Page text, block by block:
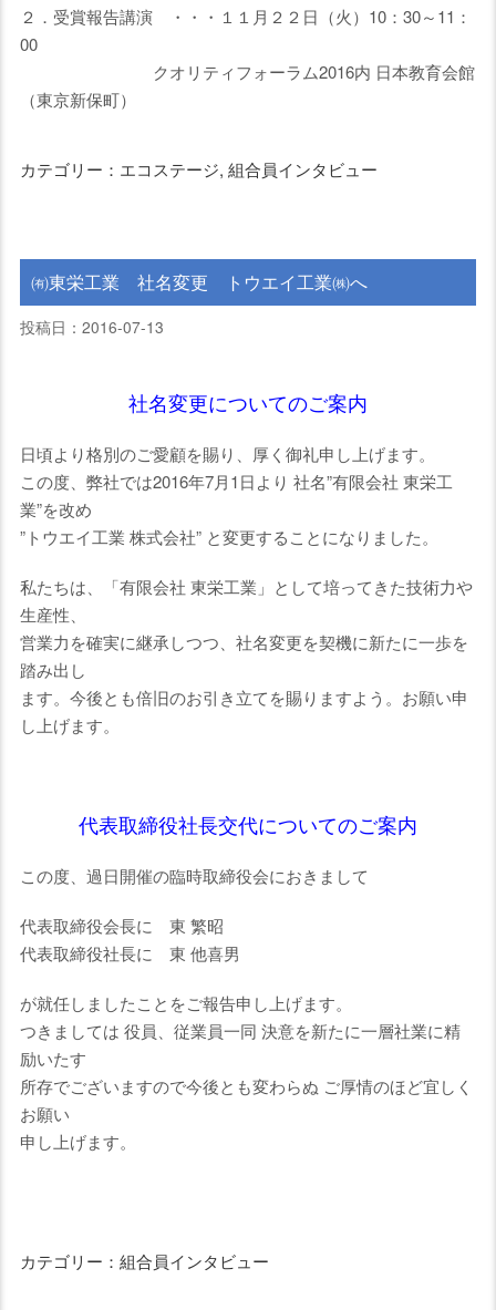
２．受賞報告講演 ・・・１１月２２日（火）10：30～11：
00
クオリティフォーラム2016内 日本教育会館
（東京新保町）
カテゴリー：エコステージ, 組合員インタビュー
㈲東栄工業 社名変更 トウエイ工業㈱へ
投稿日：2016-07-13
社名変更についてのご案内
日頃より格別のご愛顧を賜り、厚く御礼申し上げます。
この度、弊社では2016年7月1日より 社名”有限会社 東栄工
業”を改め
”トウエイ工業 株式会社” と変更することになりました。
私たちは、「有限会社 東栄工業」として培ってきた技術力や
生産性、
営業力を確実に継承しつつ、社名変更を契機に新たに一歩を
踏み出し
ます。今後とも倍旧のお引き立てを賜りますよう。お願い申
し上げます。
代表取締役社長交代についてのご案内
この度、過日開催の臨時取締役会におきまして
代表取締役会長に 東 繁昭
代表取締役社長に 東 他喜男
が就任しましたことをご報告申し上げます。
つきましては 役員、従業員一同 決意を新たに一層社業に精
励いたす
所存でございますので今後とも変わらぬ ご厚情のほど宜しく
お願い
申し上げます。
カテゴリー：組合員インタビュー